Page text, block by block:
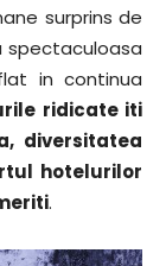
surprins de
spectaculoasa
in continua
ridicate iti
diversitatea
hotelurilor
.